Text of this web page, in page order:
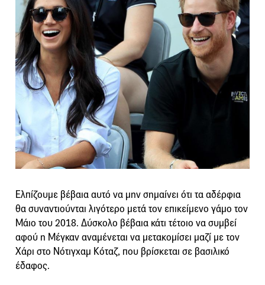
Ελπίζουμε βέβαια αυτό να μην σημαίνει ότι τα αδέρφια
θα συναντιούνται λιγότερο μετά τον επικείμενο γάμο τον
Μάιο του 2018. Δύσκολο βέβαια κάτι τέτοιο να συμβεί
αφού η Μέγκαν αναμένεται να μετακομίσει μαζί με τον
Χάρι στο Νότιγχαμ Κόταζ, που βρίσκεται σε βασιλικό
έδαφος.